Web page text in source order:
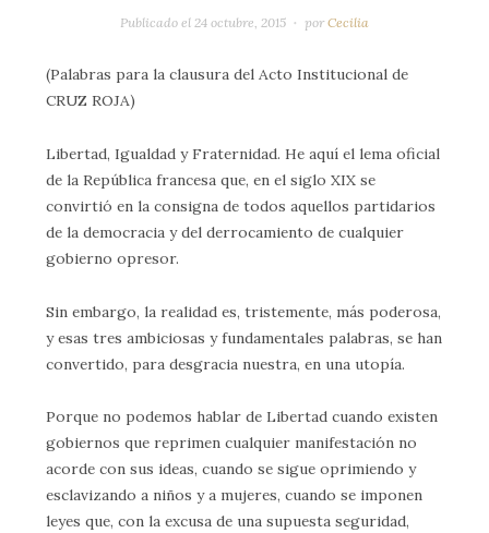
Publicado el 24 octubre, 2015 por Cecilia
(Palabras para la clausura del Acto Institucional de
CRUZ ROJA)
Libertad, Igualdad y Fraternidad. He aquí el lema oficial
de la República francesa que, en el siglo XIX se
convirtió en la consigna de todos aquellos partidarios
de la democracia y del derrocamiento de cualquier
gobierno opresor.
Sin embargo, la realidad es, tristemente, más poderosa,
y esas tres ambiciosas y fundamentales palabras, se han
convertido, para desgracia nuestra, en una utopía.
Porque no podemos hablar de Libertad cuando existen
gobiernos que reprimen cualquier manifestación no
acorde con sus ideas, cuando se sigue oprimiendo y
esclavizando a niños y a mujeres, cuando se imponen
leyes que, con la excusa de una supuesta seguridad,